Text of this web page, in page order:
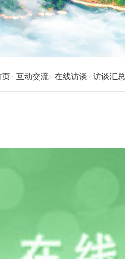
页 互动交流 在线访谈 访谈汇总